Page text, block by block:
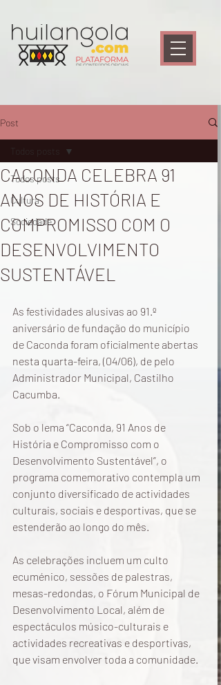
Post
Todos posts
Cultura
Sociedade
CACONDA CELEBRA 91
ANOS DE HISTÓRIA E
COMPROMISSO COM O
DESENVOLVIMENTO
SUSTENTÁVEL
As festividades alusivas ao 91.º
aniversário de fundação do município
de Caconda foram oficialmente abertas
nesta quarta-feira, (04/06), de pelo
Administrador Municipal, Castilho
Cacumba.
Sob o lema “Caconda, 91 Anos de
História e Compromisso com o
Desenvolvimento Sustentável”, o
programa comemorativo contempla um
conjunto diversificado de actividades
culturais, sociais e desportivas, que se
estenderão ao longo do mês.
As celebrações incluem um culto
ecuménico, sessões de palestras,
mesas-redondas, o Fórum Municipal de
Desenvolvimento Local, além de
espectáculos músico-culturais e
actividades recreativas e desportivas,
que visam envolver toda a comunidade.